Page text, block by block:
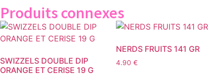
Produits connexes
SWIZZELS DOUBLE DIP
ORANGE ET CERISE 19 G
NERDS FRUITS 141 GR
4.90 €